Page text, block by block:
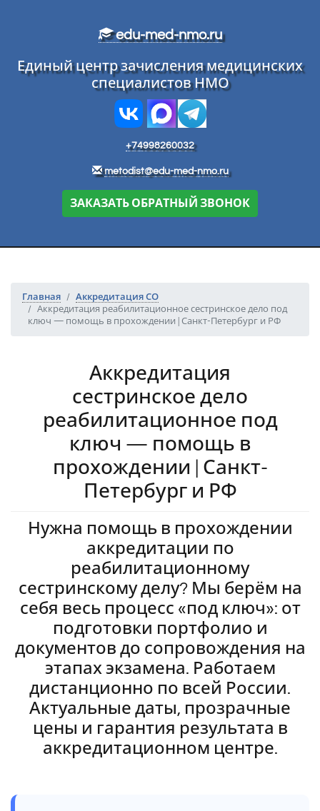
edu-med-nmo.ru
Единый центр зачисления медицинских
специалистов НМО
+74998260032
metodist@edu-med-nmo.ru
ЗАКАЗАТЬ ОБРАТНЫЙ ЗВОНОК
Главная
Аккредитация СО
Аккредитация реабилитационное сестринское дело под
ключ — помощь в прохождении | Санкт-Петербург и РФ
Аккредитация
сестринское дело
реабилитационное под
ключ — помощь в
прохождении | Санкт-
Петербург и РФ
Нужна помощь в прохождении
аккредитации по
реабилитационному
сестринскому делу? Мы берём на
себя весь процесс «под ключ»: от
подготовки портфолио и
документов до сопровождения на
этапах экзамена. Работаем
дистанционно по всей России.
Актуальные даты, прозрачные
цены и гарантия результата в
аккредитационном центре.